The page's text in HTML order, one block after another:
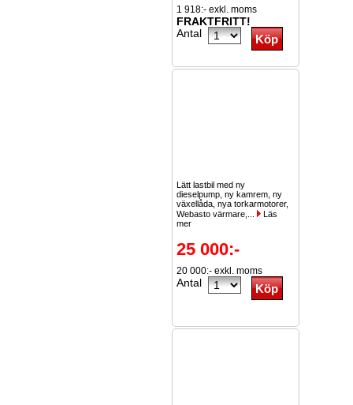
1 918:- exkl. moms
FRAKTFRITT!
Antal
Lätt lastbil med ny
dieselpump, ny kamrem, ny
växellåda, nya torkarmotorer,
Webasto värmare,...
Läs
mer
25 000:-
20 000:- exkl. moms
Antal